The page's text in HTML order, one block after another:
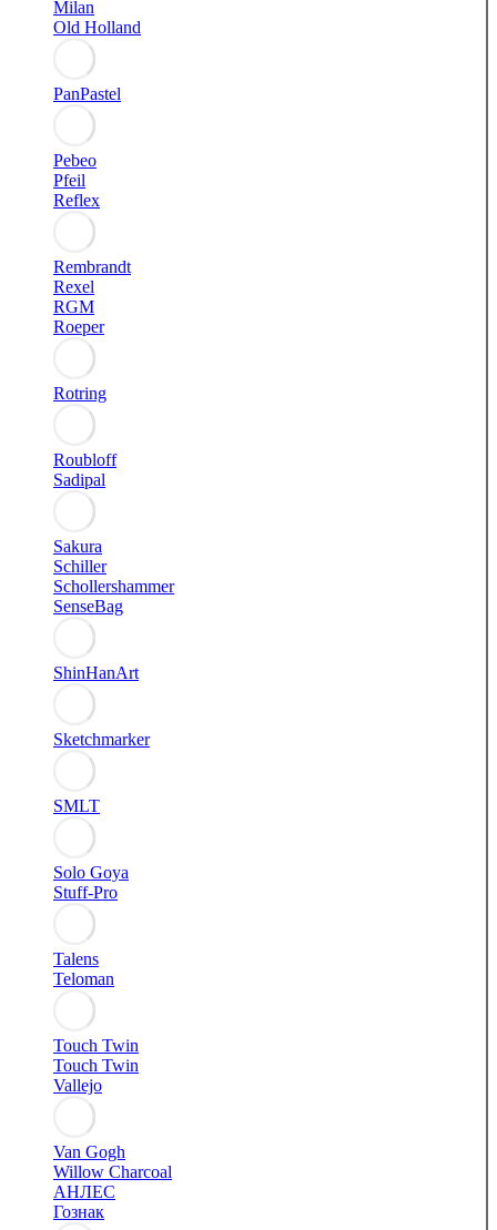
Milan
Old Holland
PanPastel
Pebeo
Pfeil
Reflex
Rembrandt
Rexel
RGM
Roeper
Rotring
Roubloff
Sadipal
Sakura
Schiller
Schollershammer
SenseBag
ShinHanArt
Sketchmarker
SMLT
Solo Goya
Stuff-Pro
Talens
Teloman
Touch Twin
Touch Twin
Vallejo
Van Gogh
Willow Charcoal
АНЛЕС
Гознак